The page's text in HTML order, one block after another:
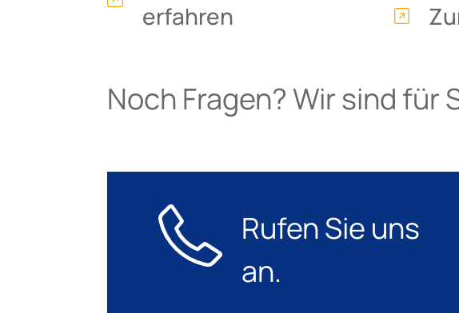
erfahren
Noch Fragen? Wir sind für
Rufen Sie uns
an.